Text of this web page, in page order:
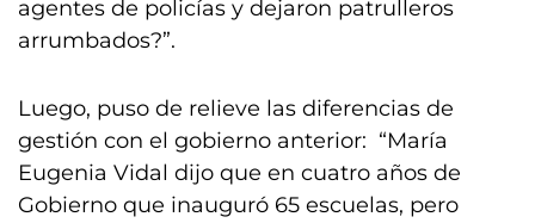
agentes de policías y dejaron patrulleros
arrumbados?”.
Luego, puso de relieve las diferencias de
gestión con el gobierno anterior: “María
Eugenia Vidal dijo que en cuatro años de
Gobierno que inauguró 65 escuelas, pero